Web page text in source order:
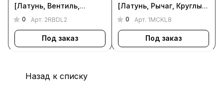
[Латунь, Вентиль,
Круглый, Хром, 2RBDL2]
0 Арт. 2RBDL2
Под заказ
[Латунь, Рычаг, Круглый,
Хром, 1MCKL8]
0 Арт. 1MCKL8
Под заказ
Назад к списку